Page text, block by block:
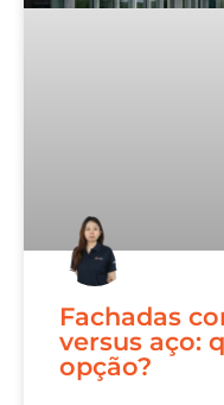
Fachadas
versus aço:
opção?